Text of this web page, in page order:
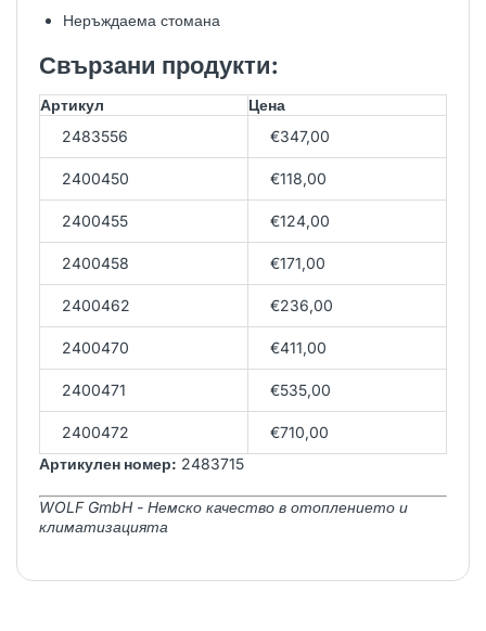
Неръждаема стомана
Свързани продукти:
Артикул
Цена
2483556
€347,00
2400450 €118,00
2400455 €124,00
2400458 €171,00
2400462 €236,00
2400470 €411,00
2400471 €535,00
2400472
€710,00
Артикулен номер: 2483715
WOLF GmbH - Немско качество в отоплението и
климатизацията